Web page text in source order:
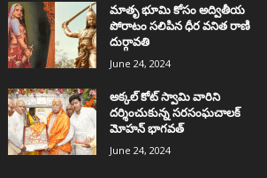
మాతృ భూమి కోసం అద్వితీయ
పోరాటం సలిపిన ధీర వనిత రాణి
దుర్గావతి
June 24, 2024
అక్కల్‌ కోట్‌ స్వామి వారిని
దర్శించుకున్న సరసంఘచాలక్
మోహన్ భాగవత్
June 24, 2024